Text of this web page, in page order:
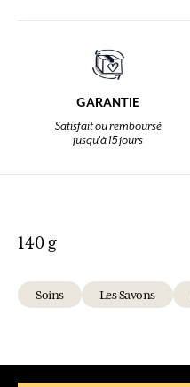
GARANTIE
Satisfait ou remboursé
jusqu'à 15 jours
140 g
Soins Les Savons